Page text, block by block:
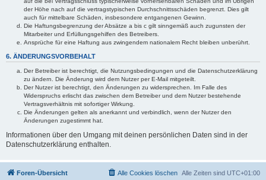
der Höhe nach auf die vertragstypischen Durchschnittsschäden begrenzt. Dies gilt
auch für mittelbare Schäden, insbesondere entgangenen Gewinn.
Die Haftungsbegrenzung der Absätze a bis c gilt sinngemäß auch zugunsten der
Mitarbeiter und Erfüllungsgehilfen des Betreibers.
Ansprüche für eine Haftung aus zwingendem nationalem Recht bleiben unberührt.
6. ÄNDERUNGSVORBEHALT
Der Betreiber ist berechtigt, die Nutzungsbedingungen und die Datenschutzerklärung
zu ändern. Die Änderung wird dem Nutzer per E-Mail mitgeteilt.
Der Nutzer ist berechtigt, den Änderungen zu widersprechen. Im Falle des
Widerspruchs erlischt das zwischen dem Betreiber und dem Nutzer bestehende
Vertragsverhältnis mit sofortiger Wirkung.
Die Änderungen gelten als anerkannt und verbindlich, wenn der Nutzer den
Änderungen zugestimmt hat.
Informationen über den Umgang mit deinen persönlichen Daten sind in der
Datenschutzerklärung enthalten.
Foren-Übersicht Alle Zeiten sind UTC+01:00
Alle Cookies löschen